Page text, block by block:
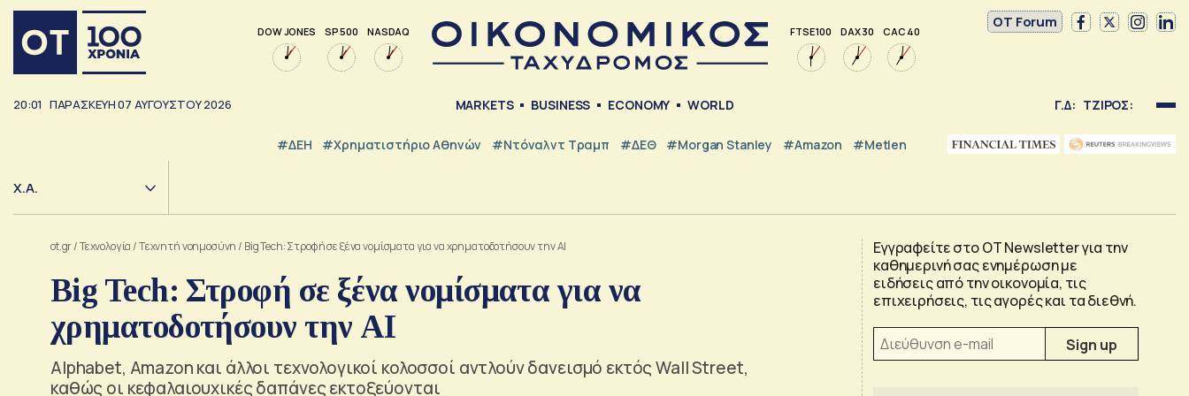
DOW JONES SP 500 NASDAQ FTSE 100 DAX 30 CAC 40
OT Forum
20:01 ΠΑΡΑΣΚΕΥΗ07 ΑΥΓΟΥΣΤΟΥ2026 MARKETS BUSINESS ECONOMY WORLD Γ.Δ: ΤΖΙΡΟΣ:
#ΔΕΗ #Χρηματιστήριο Αθηνών #Ντόναλντ Τραμπ #ΔΕΘ #Morgan Stanley #Amazon #Metlen
Χ.Α.
ot.gr/Τεχνολογία /Tεχνητή νοημοσύνη / Big Tech: Στροφή σε ξένα νομίσματα για να χρηματοδοτήσουν την AI
Big Tech: Στροφή σε ξένα νομίσματα για να
χρηματοδοτήσουν την AI
Alphabet, Amazon και άλλοι τεχνολογικοί κολοσσοί αντλούν δανεισμό εκτός Wall Street,
καθώς οι κεφαλαιουχικές δαπάνες εκτοξεύονται
Εγγραφείτε στο OT Newsletter για την
καθημερινή σας ενημέρωση με
ειδήσεις από την οικονομία, τις
επιχειρήσεις, τις αγορές και τα διεθνή.